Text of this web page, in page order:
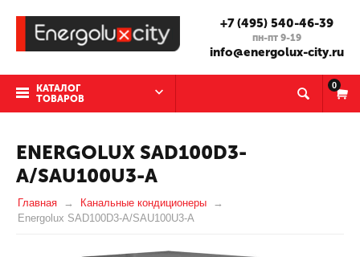
+7 (495) 540-46-39
пн-пт 9-19
info@energolux-city.ru
КАТАЛОГ
ТОВАРОВ
0
ENERGOLUX SAD100D3-
A/SAU100U3-A
Главная
Канальные кондиционеры
Energolux SAD100D3-A/SAU100U3-A